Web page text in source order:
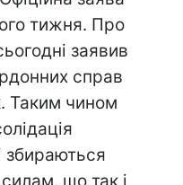
тижня. Про
заявив
справ
Таким чином
збираються